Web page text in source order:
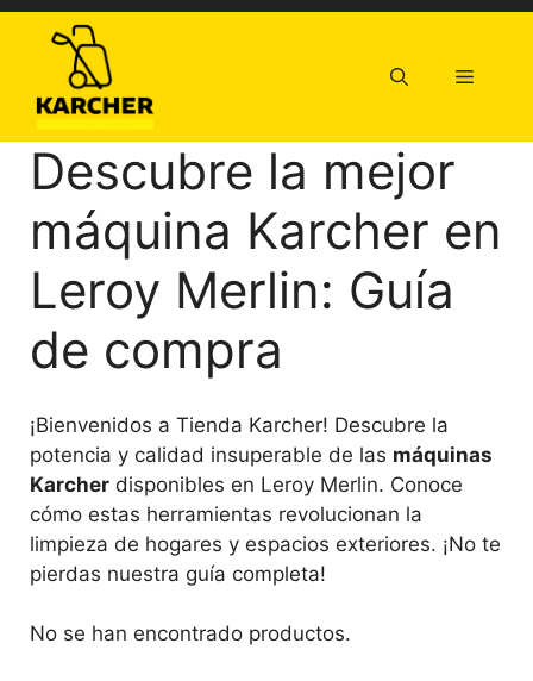
Saltar
contenido
Menú
Descubre la mejor
máquina Karcher en
Leroy Merlin: Guía
de compra
¡Bienvenidos a Tienda Karcher! Descubre la
potencia y calidad insuperable de las máquinas
Karcher disponibles en Leroy Merlin. Conoce
cómo estas herramientas revolucionan la
limpieza de hogares y espacios exteriores. ¡No te
pierdas nuestra guía completa!
No se han encontrado productos.